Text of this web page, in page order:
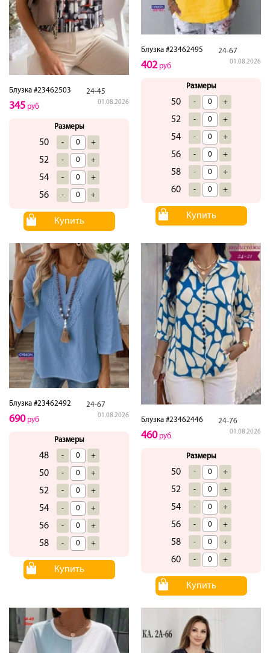
Блузка #23462503 24-45
01.08.2026
345 руб
Размеры
50 - +
52 - +
54 - +
56 - +
Купить
Блузка #23462495 24-67
01.08.2026
402руб
Размеры
50 - +
52 - +
54 - +
56 - +
58 - +
60 - +
Купить
Блузка #23462492 24-67
01.08.2026
690руб
Размеры
48 - +
50 - +
52 - +
54 - +
56 - +
58 - +
Купить
Блузка #23462446 24-76
01.08.2026
460руб
Размеры
50 - +
52 - +
54 - +
56 - +
58 - +
60 - +
Купить